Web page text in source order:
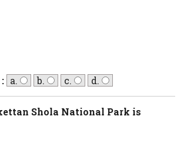
a. b. c. d.
Shola National Park is